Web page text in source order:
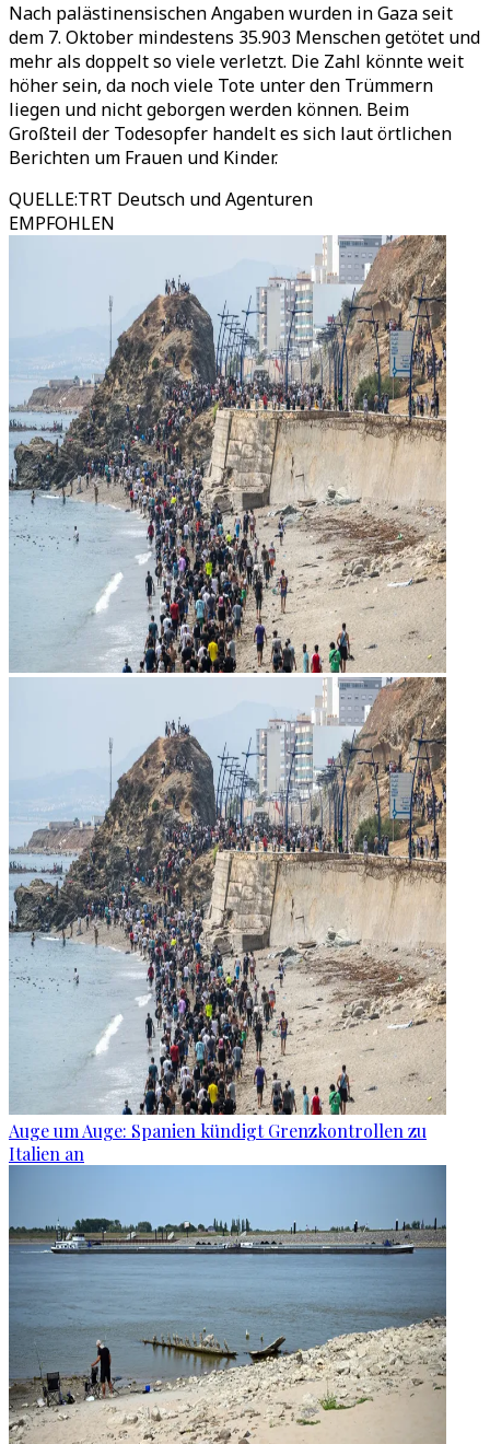
Nach palästinensischen Angaben wurden in Gaza seit
dem 7. Oktober mindestens 35.903 Menschen getötet und
mehr als doppelt so viele verletzt. Die Zahl könnte weit
höher sein, da noch viele Tote unter den Trümmern
liegen und nicht geborgen werden können. Beim
Großteil der Todesopfer handelt es sich laut örtlichen
Berichten um Frauen und Kinder.
QUELLE:TRT Deutsch und Agenturen
EMPFOHLEN
Auge um Auge: Spanien kündigt Grenzkontrollen zu
Italien an